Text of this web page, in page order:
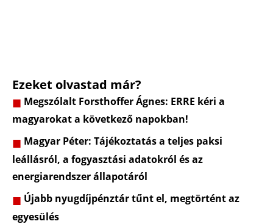
Ezeket olvastad már?
Megszólalt Forsthoffer Ágnes: ERRE kéri a
magyarokat a következő napokban!
Magyar Péter: Tájékoztatás a teljes paksi
leállásról, a fogyasztási adatokról és az
energiarendszer állapotáról
Újabb nyugdíjpénztár tűnt el, megtörtént az
egyesülés